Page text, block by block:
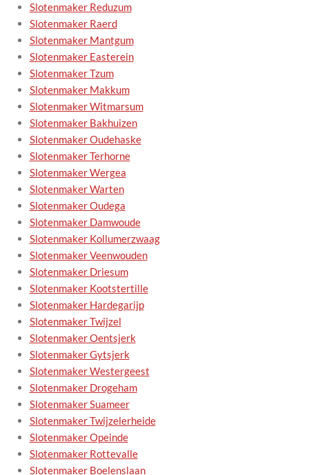
Slotenmaker Reduzum
Slotenmaker Raerd
Slotenmaker Mantgum
Slotenmaker Easterein
Slotenmaker Tzum
Slotenmaker Makkum
Slotenmaker Witmarsum
Slotenmaker Bakhuizen
Slotenmaker Oudehaske
Slotenmaker Terhorne
Slotenmaker Wergea
Slotenmaker Warten
Slotenmaker Oudega
Slotenmaker Damwoude
Slotenmaker Kollumerzwaag
Slotenmaker Veenwouden
Slotenmaker Driesum
Slotenmaker Kootstertille
Slotenmaker Hardegarijp
Slotenmaker Twijzel
Slotenmaker Oentsjerk
Slotenmaker Gytsjerk
Slotenmaker Westergeest
Slotenmaker Drogeham
Slotenmaker Suameer
Slotenmaker Twijzelerheide
Slotenmaker Opeinde
Slotenmaker Rottevalle
Slotenmaker Boelenslaan